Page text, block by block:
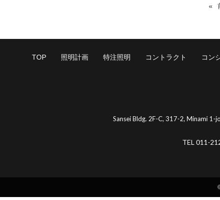
TOP 照明計画 特注照明 コントラクト コン
Sansei Bldg. 2F-C, 317-2, Minami
TEL 011-